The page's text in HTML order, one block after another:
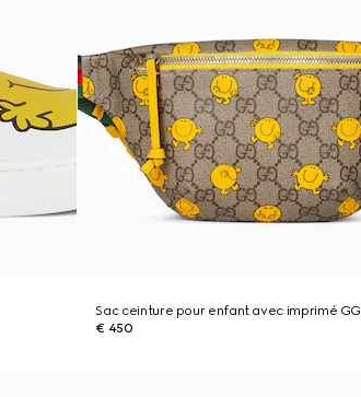
Sac ceinture pour enfant avec imprimé GG
€ 450